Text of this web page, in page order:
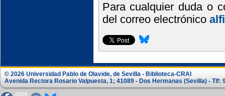
Para cualquier duda o
del correo electrónico
© 2026 Universidad Pablo de Olavide, de Sevilla - Biblioteca-CRAI
Avenida Rectora Rosario Valpuesta, 1; 41089 - Dos Hermanas (Sevilla) - Tlf: